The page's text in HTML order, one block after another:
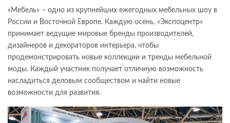
«Мебель» – одно из крупнейших ежегодных мебельных шоу в
России и Восточной Европе. Каждую осень, «Экспоцентр»
принимает ведущие мировые бренды производителей,
дизайнеров и декораторов интерьера, чтобы
продемонстрировать новые коллекции и тренды мебельной
моды. Каждый участник получает отличную возможность
насладиться деловым сообществом и найти новые
возможности для развития.